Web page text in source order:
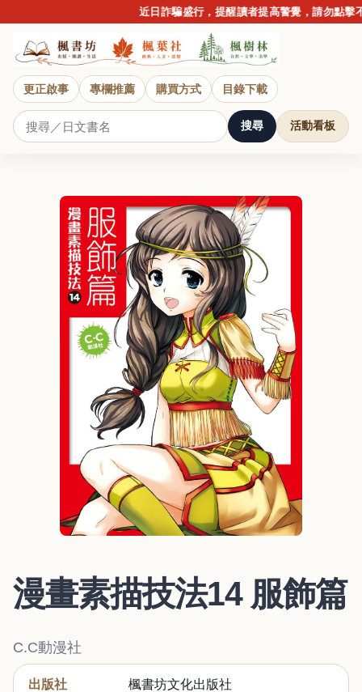
近日詐騙盛行，提醒讀者提高警覺，請勿點擊不
更正啟事 專欄推薦 購買方式 目錄下載
搜尋 活動看板
漫畫素描技法14 服飾篇
C.C動漫社
出版社
楓書坊文化出版社